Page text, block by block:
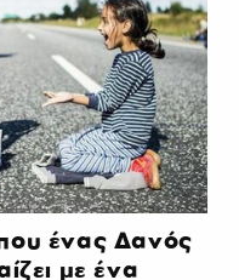
ένας Δανός
με ένα